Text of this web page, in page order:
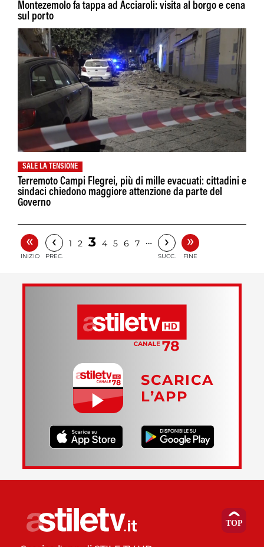
Montezemolo fa tappa ad Acciaroli: visita al borgo e cena
sul porto
SALE LA TENSIONE
Terremoto Campi Flegrei, più di mille evacuati: cittadini e
sindaci chiedono maggiore attenzione da parte del
Governo
«
INIZIO
‹
PREC.
1 2 3 4 5 6 7 … ›
SUCC.
»
FINE
SCARICA
L’APP